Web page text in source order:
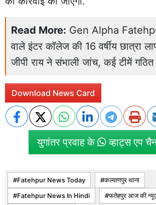
Read More: Gen Alpha
वाले इंटर कॉलेज की 16 वर्षीय छात्रा
जीपी राय ने संभाली जांच, कई टीमें गठित
Download News Card
युगांतर प्रवाह के व्हाट्स एप
Fatehpur News Today कल्याणपुर थाना
Fatehpur News In Hindi फतेहपुर आज की